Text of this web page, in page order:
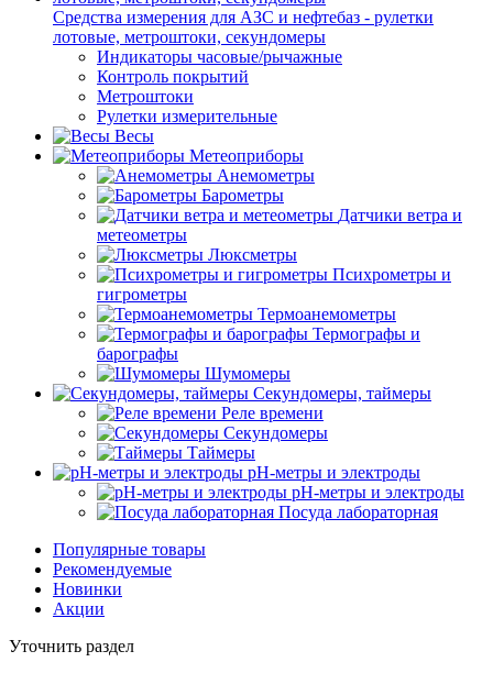
Средства измерения для АЗС и нефтебаз - рулетки
лотовые, метроштоки, секундомеры
Индикаторы часовые/рычажные
Контроль покрытий
Метроштоки
Рулетки измерительные
Весы
Метеоприборы
Анемометры
Барометры
Датчики ветра и
метеометры
Люксметры
Психрометры и
гигрометры
Термоанемометры
Термографы и
барографы
Шумомеры
Секундомеры, таймеры
Реле времени
Секундомеры
Таймеры
pH-метры и электроды
pH-метры и электроды
Посуда лабораторная
Популярные товары
Рекомендуемые
Новинки
Акции
Уточнить раздел